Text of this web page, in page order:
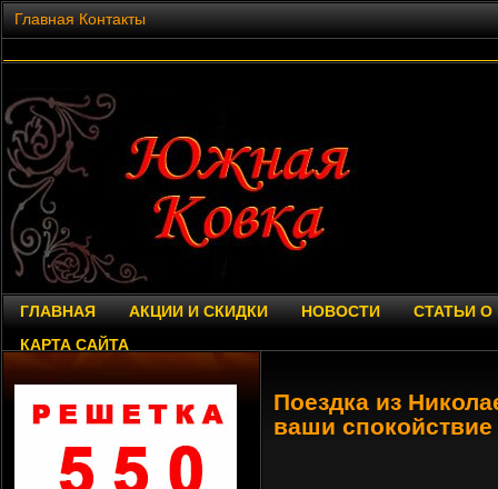
Главная Контакты
ГЛАВНАЯ АКЦИИ И СКИДКИ НОВОСТИ
СТАТЬИ О
КАРТА САЙТА
Поездка из
ваши